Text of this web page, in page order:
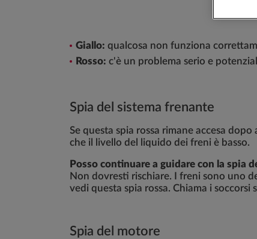
Giallo: qualcosa non funziona
Rosso: c'è un problema serio e
Spia del sistema frenante
Se questa spia rossa rimane accesa
che il livello del liquido dei freni è basso.
Posso continuare a guidare con la spia
Non dovresti rischiare. I freni sono uno
vedi questa spia rossa. Chiama i soccorsi
Spia del motore